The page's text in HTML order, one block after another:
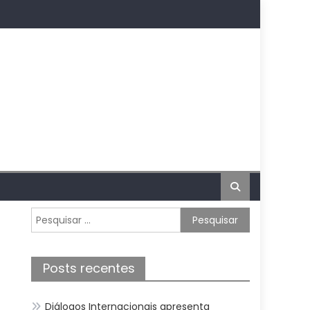
Pesquisar
por:
Posts recentes
Diálogos Internacionais apresenta